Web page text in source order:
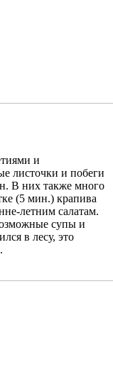
и
листочки и побеги
В них также много
(5 мин.) крапива
летним салатам.
супы и
в лесу, это